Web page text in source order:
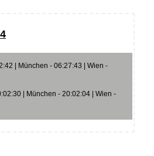
| München - 06:27:43 | Wien -
| München - 20:02:04 | Wien -